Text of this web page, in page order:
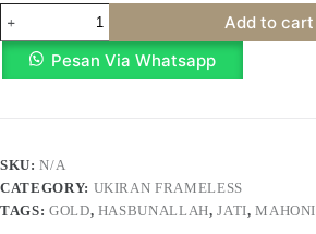
Kaligrafi
Kalimat
Hasbunallah
Frameless
140x40Cm
Add to cart
Pesan Via Whatsapp
SKU:N/A
CATEGORY: UKIRAN FRAMELESS
TAGS: GOLD, HASBUNALLAH,JATI,MAHONI